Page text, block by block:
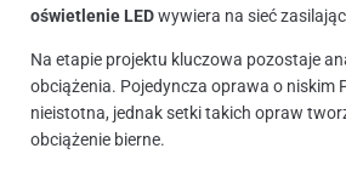
oświetlenie LEDwywiera na sieć
Na etapie projektu kluczowa pozostaje
obciążenia. Pojedyncza oprawa o niskim
nieistotna, jednak setki takich opraw
obciążenie bierne.